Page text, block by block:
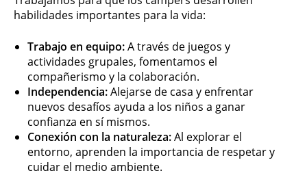
habilidades importantes para la vida:
Trabajo en equipo:A través de juegos y
actividades grupales, fomentamos el
compañerismo y la colaboración.
Independencia:Alejarse de casa y enfrentar
nuevos desafíos ayuda a los niños a ganar
confianza en sí mismos.
Conexión con la naturaleza:Al explorar el
entorno, aprenden la importancia de respetar y
cuidar el medio ambiente.